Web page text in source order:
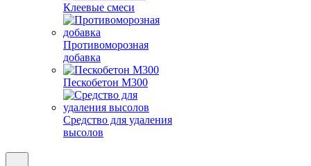
Клеевые смеси
Противоморозная
добавка
Пескобетон М300
Средство для удаления
высолов